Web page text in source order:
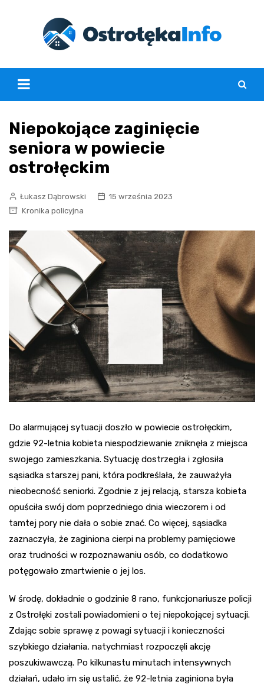
Niepokojące zaginięcie
seniora w powiecie
ostrołęckim
Łukasz Dąbrowski
15 września 2023
Kronika policyjna
Do alarmującej sytuacji doszło w powiecie ostrołęckim,
gdzie 92-letnia kobieta niespodziewanie zniknęła z miejsca
swojego zamieszkania. Sytuację dostrzegła i zgłosiła
sąsiadka starszej pani, która podkreślała, że zauważyła
nieobecność seniorki. Zgodnie z jej relacją, starsza kobieta
opuściła swój dom poprzedniego dnia wieczorem i od
tamtej pory nie dała o sobie znać. Co więcej, sąsiadka
zaznaczyła, że zaginiona cierpi na problemy pamięciowe
oraz trudności w rozpoznawaniu osób, co dodatkowo
potęgowało zmartwienie o jej los.
W środę, dokładnie o godzinie 8 rano, funkcjonariusze policji
z Ostrołęki zostali powiadomieni o tej niepokojącej sytuacji.
Zdając sobie sprawę z powagi sytuacji i konieczności
szybkiego działania, natychmiast rozpoczęli akcję
poszukiwawczą. Po kilkunastu minutach intensywnych
działań, udało im się ustalić, że 92-letnia zaginiona była